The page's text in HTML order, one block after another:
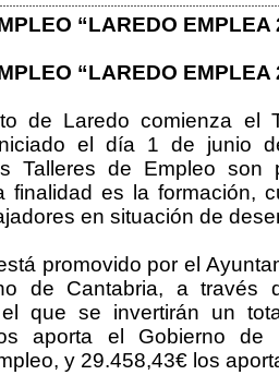
“LAREDO EMPLEA
“LAREDO EMPLEA
de Laredo comienza el
el día 1 de junio
Talleres de Empleo
finalidad es la formación,
en situación de
promovido por el
de Cantabria, a través
que se invertirán un
aporta el Gobierno
y 29.458,43€ los